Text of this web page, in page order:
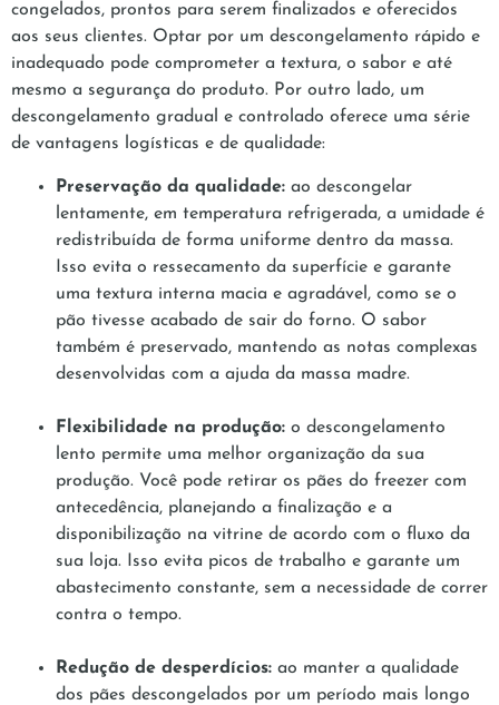
congelados, prontos para serem finalizados e oferecidos
aos seus clientes. Optar por um descongelamento rápido e
inadequado pode comprometer a textura, o sabor e até
mesmo a segurança do produto. Por outro lado, um
descongelamento gradual e controlado oferece uma série
de vantagens logísticas e de qualidade:
Preservação da qualidade: ao descongelar
lentamente, em temperatura refrigerada, a umidade é
redistribuída de forma uniforme dentro da massa.
Isso evita o ressecamento da superfície e garante
uma textura interna macia e agradável, como se o
pão tivesse acabado de sair do forno. O sabor
também é preservado, mantendo as notas complexas
desenvolvidas com a ajuda da massa madre.
Flexibilidade na produção: o descongelamento
lento permite uma melhor organização da sua
produção. Você pode retirar os pães do freezer com
antecedência, planejando a finalização e a
disponibilização na vitrine de acordo com o fluxo da
sua loja. Isso evita picos de trabalho e garante um
abastecimento constante, sem a necessidade de correr
contra o tempo.
Redução de desperdícios: ao manter a qualidade
dos pães descongelados por um período mais longo